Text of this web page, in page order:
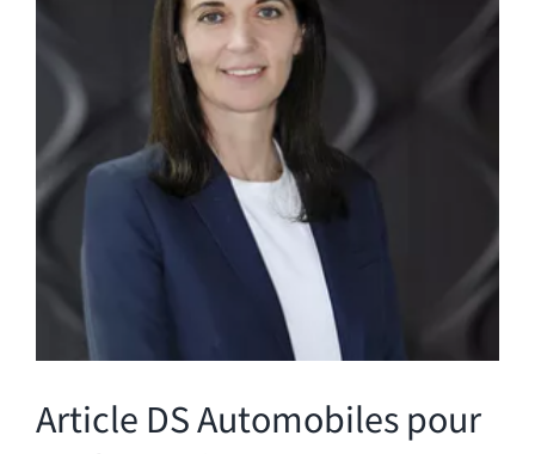
Article DS Automobiles pour